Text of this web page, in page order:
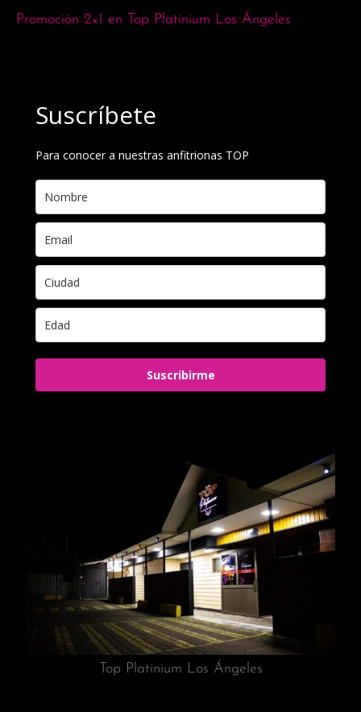
Promoción 2×1 en Top Platinium Los Ángeles
Suscríbete
Para conocer a nuestras anfitrionas TOP
Suscribirme
Top Platinium Los Ángeles